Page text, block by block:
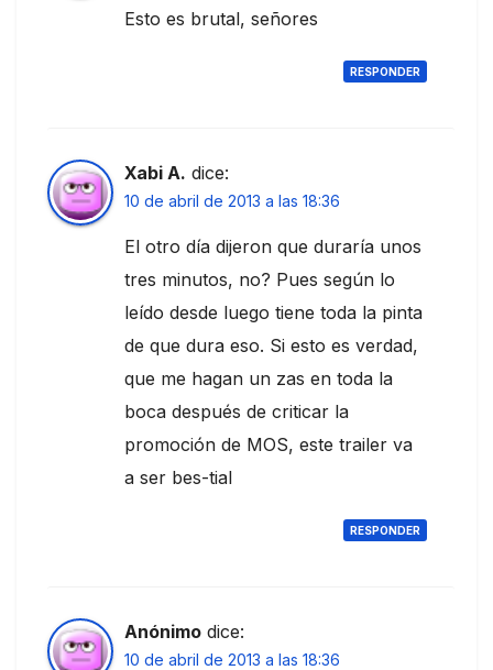
Esto es brutal, señores
RESPONDER
Xabi A. dice:
10 de abril de 2013 a las 18:36
El otro día dijeron que duraría unos
tres minutos, no? Pues según lo
leído desde luego tiene toda la pinta
de que dura eso. Si esto es verdad,
que me hagan un zas en toda la
boca después de criticar la
promoción de MOS, este trailer va
a ser bes-tial
RESPONDER
Anónimo dice:
10 de abril de 2013 a las 18:36